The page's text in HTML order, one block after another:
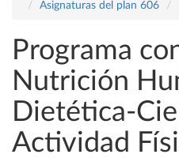
Asignaturas del plan 606
Programa
Nutrición
Dietética-
Actividad